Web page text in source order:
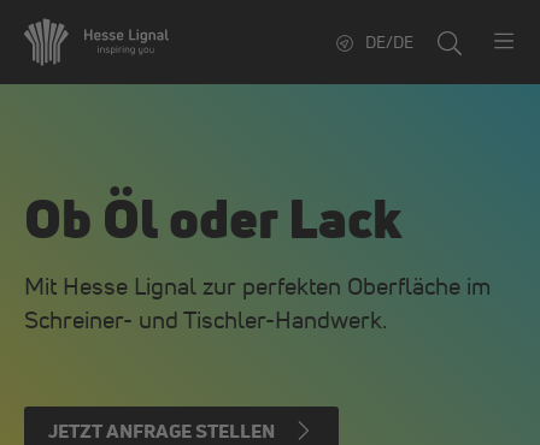
DE/DE
Ob Öl oder Lack
Mit Hesse Lignal zur perfekten Oberfläche im
Schreiner- und Tischler-Handwerk.
JETZT ANFRAGE STELLEN